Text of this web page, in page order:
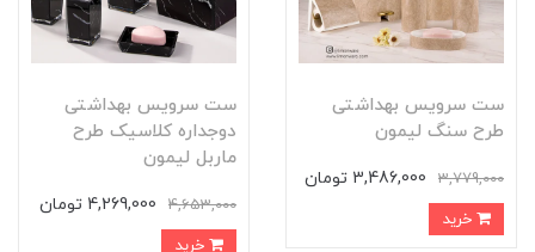
ست سرویس بهداشتی
طرح سنگ لیمون
3,779,000 3,486,000 تومان
ست سرویس بهداشتی
دوجداره کلاسیک طرح
ماربل لیمون
4,653,000 4,269,000 تومان